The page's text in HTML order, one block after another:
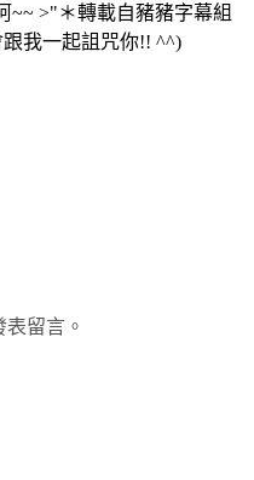
~~ >"＊轉載自豬豬字幕組
我一起詛咒你!! ^^)
表留言。